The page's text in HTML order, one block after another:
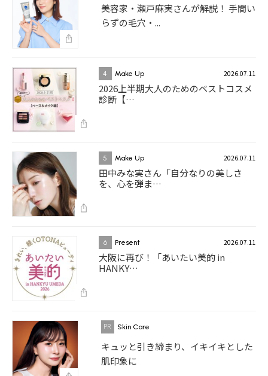
美容家・瀬戸麻実さんが解説！ 手間い
らずの毛穴・...
4 Make Up 2026.07.11
2026上半期大人のためのベストコスメ
診断【…
5 Make Up 2026.07.11
田中みな実さん「自分なりの美しさ
を、心を弾ま…
6 Present 2026.07.11
大阪に再び！「あいたい美的 in
HANKY…
Skin Care
キュッと引き締まり、イキイキとした
肌印象に